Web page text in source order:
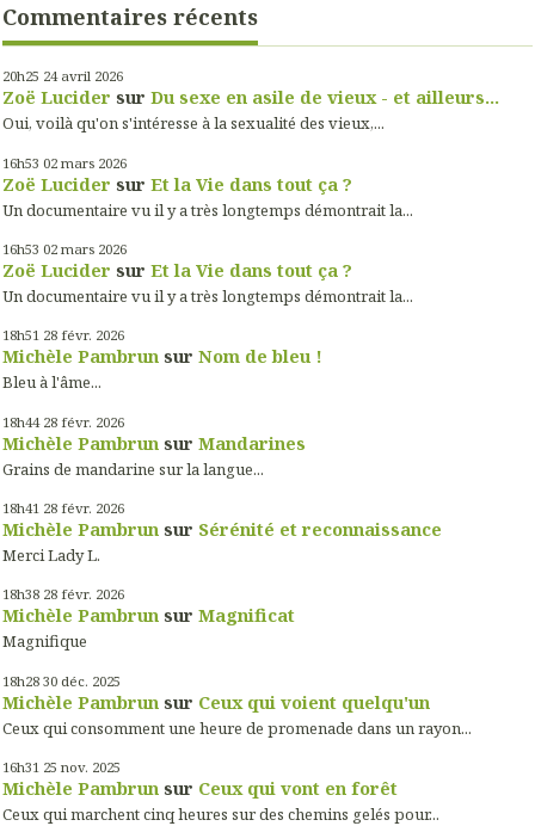
Commentaires récents
20h25 24 avril 2026
Zoë Lucider sur Du sexe en asile de vieux - et ailleurs...
Oui, voilà qu'on s'intéresse à la sexualité des vieux,...
16h53 02 mars 2026
Zoë Lucider sur Et la Vie dans tout ça ?
Un documentaire vu il y a très longtemps démontrait la...
16h53 02 mars 2026
Zoë Lucider sur Et la Vie dans tout ça ?
Un documentaire vu il y a très longtemps démontrait la...
18h51 28 févr. 2026
Michèle Pambrun sur Nom de bleu !
Bleu à l'âme...
18h44 28 févr. 2026
Michèle Pambrun sur Mandarines
Grains de mandarine sur la langue...
18h41 28 févr. 2026
Michèle Pambrun sur Sérénité et reconnaissance
Merci Lady L.
18h38 28 févr. 2026
Michèle Pambrun sur Magnificat
Magnifique
18h28 30 déc. 2025
Michèle Pambrun sur Ceux qui voient quelqu'un
Ceux qui consomment une heure de promenade dans un rayon...
16h31 25 nov. 2025
Michèle Pambrun sur Ceux qui vont en forêt
Ceux qui marchent cinq heures sur des chemins gelés pour...